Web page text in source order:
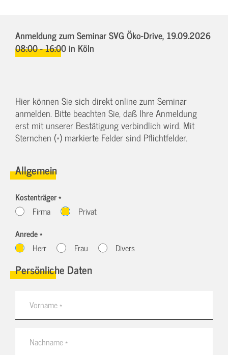
Anmeldung zum Seminar SVG Öko-Drive, 19.09.2026
08:00 - 16:00in Köln
Hier können Sie sich direkt online zum Seminar
anmelden. Bitte beachten Sie, daß Ihre Anmeldung
erst mit unserer Bestätigung verbindlich wird. Mit
Sternchen (*) markierte Felder sind Pflichtfelder.
Allgemein
Kostenträger *
Firma
Privat
Anrede *
Herr
Frau Divers
Persönliche Daten